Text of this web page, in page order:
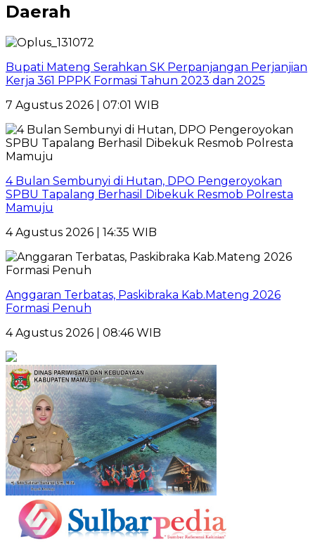
Daerah
Bupati Mateng Serahkan SK Perpanjangan Perjanjian
Kerja 361 PPPK Formasi Tahun 2023 dan 2025
7 Agustus 2026 | 07:01 WIB
4 Bulan Sembunyi di Hutan, DPO Pengeroyokan
SPBU Tapalang Berhasil Dibekuk Resmob Polresta
Mamuju
4 Agustus 2026 | 14:35 WIB
Anggaran Terbatas, Paskibraka Kab.Mateng 2026
Formasi Penuh
4 Agustus 2026 | 08:46 WIB